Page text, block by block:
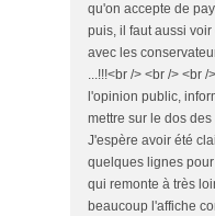
qu'on accepte de
puis, il faut aussi
avec les
...!!!<br /> <br /> <br
l'opinion public,
mettre sur le dos
J'espère avoir été
quelques lignes
qui remonte à très
beaucoup l'affiche